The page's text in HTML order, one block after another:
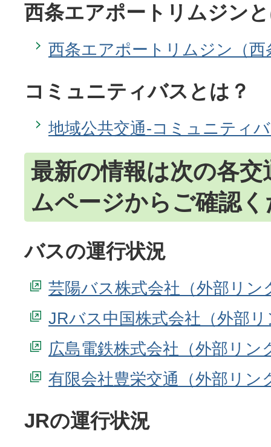
西条エアポートリムジン
西条エアポートリムジン（西
コミュニティバスとは？
地域公共交通-コミュニティ
最新の情報は次の各交
ムページからご確認
バスの運行状況
芸陽バス株式会社
JRバス中国株式会社
広島電鉄株式会社
有限会社豊栄交通
JRの運行状況